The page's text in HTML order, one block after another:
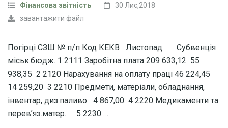
Фінансова звітність
30 Лис,2018
завантажити файл
Погірці СЗШ № п/п Код КЕКВ Листопад Субвенція
міськ.бюдж. 1 2111 Заробітна плата 209 633,12 55
938,35 2 2120 Нарахування на оплату праці 46 224,45
14 259,20 3 2210 Предмети, матеріали, обладнання,
інвентар, диз.паливо 4 867,00 4 2220 Медикаменти та
перев’яз.матер. 5 2230 …